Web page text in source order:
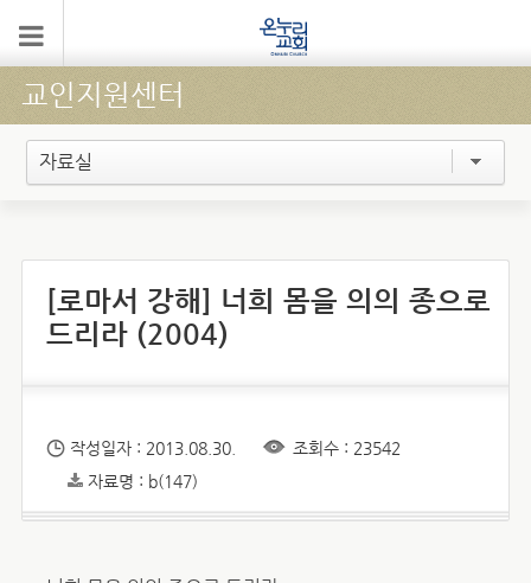
교인지원센터
자료실
[로마서 강해] 너희 몸을 의의 종으로
드리라 (2004)
작성일자 : 2013.08.30.
조회수 : 23542
자료명 : b(147)